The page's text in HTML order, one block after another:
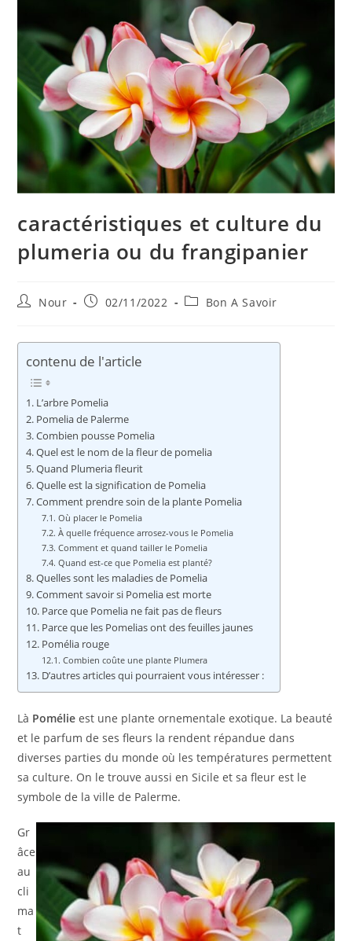
caractéristiques et culture du
plumeria ou du frangipanier
Auteur/autrice
publication :
Nour
Publication
02/11/2022
PostBon A Savoir
contenu de l'article
L’arbre Pomelia
Pomelia de Palerme
Combien pousse Pomelia
Quel est le nom de la fleur de pomelia
Quand Plumeria fleurit
Quelle est la signification de Pomelia
Comment prendre soin de la plante Pomelia
Où placer le Pomelia
À quelle fréquence arrosez-vous le Pomelia
Comment et quand tailler le Pomelia
Quand est-ce que Pomelia est planté?
Quelles sont les maladies de Pomelia
Comment savoir si Pomelia est morte
Parce que Pomelia ne fait pas de fleurs
Parce que les Pomelias ont des feuilles jaunes
Pomélia rouge
Combien coûte une plante Plumera
D’autres articles qui pourraient vous intéresser :
Là Pomélie est une plante ornementale exotique. La beauté
et le parfum de ses fleurs la rendent répandue dans
diverses parties du monde où les températures permettent
sa culture. On le trouve aussi en Sicile et sa fleur est le
symbole de la ville de Palerme.
Gr
âce
au
cli
ma
t